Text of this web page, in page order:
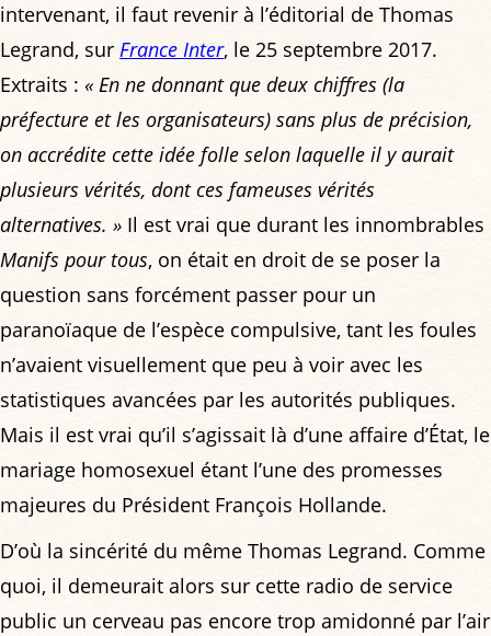
intervenant, il faut revenir à l’éditorial de Thomas
Legrand, sur France Inter, le 25 septembre 2017.
Extraits : « En ne donnant que deux chiffres (la
préfecture et les organisateurs) sans plus de précision,
on accrédite cette idée folle selon laquelle il y aurait
plusieurs vérités, dont ces fameuses vérités
alternatives. » Il est vrai que durant les innombrables
Manifs pour tous, on était en droit de se poser la
question sans forcément passer pour un
paranoïaque de l’espèce compulsive, tant les foules
n’avaient visuellement que peu à voir avec les
statistiques avancées par les autorités publiques.
Mais il est vrai qu’il s’agissait là d’une affaire d’État, le
mariage homosexuel étant l’une des promesses
majeures du Président François Hollande.
D’où la sincérité du même Thomas Legrand. Comme
quoi, il demeurait alors sur cette radio de service
public un cerveau pas encore trop amidonné par l’air